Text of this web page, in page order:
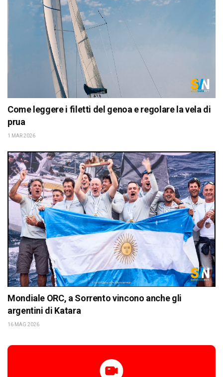
Come leggere i filetti del genoa e regolare la vela di
prua
1 MAR 2026
Mondiale ORC, a Sorrento vincono anche gli
argentini di Katara
16 MAG 2026